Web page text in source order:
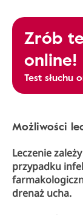
Zrób
online!
Test słuchu
Możliwości
Leczenie
przypadku
drenaż ucha.